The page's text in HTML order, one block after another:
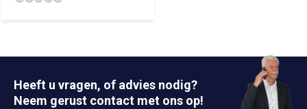
Heeft u vragen, of advies nodig?
Neem gerust contact met ons op!